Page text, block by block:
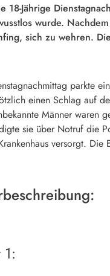
18-Jährige
wurde.
sich zu wehren.
parkte
einen Schlag auf
Männer waren
sie über Notruf die
versorgt.
1: